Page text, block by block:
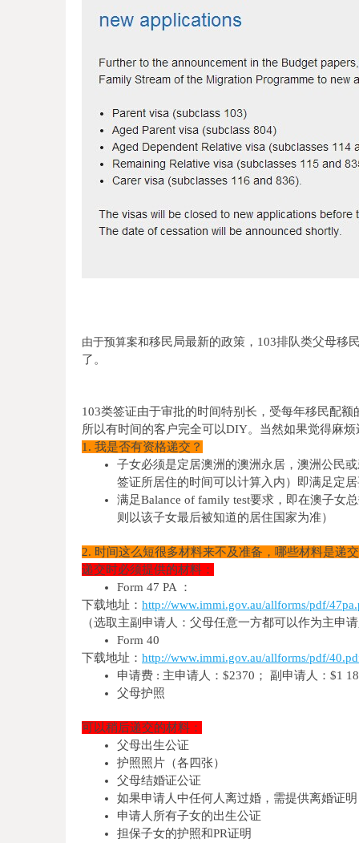
由于预算案和移民局最新的政策， 103排队类父母移
了。
103类签证由于审批的时间特别长，受每年移民配
所以有时间的客户完全可以DIY。当然如果觉得麻烦
1. 我是否有资格递交？
子女必须是定居澳洲的澳洲永居，澳洲公民
签证所居住的时间可以计算入内）即满足定
满足Balance of family test要求，即在澳子女
则以该子女最后被知道的居住国家为准）
2. 时间这么短很多材料来不及准备，哪些材料是递
递交时必须提供的材料：
Form 47 PA ：
下载地址： http://www.immi.gov.au/allforms/pdf/
（选取主副申请人：父母任意一方都可以作为主申请
Form 40
下载地址： http://www.immi.gov.au/allforms/pdf/
申请费 : 主申请人：$2370； 副申请人：$1
父母护照
可以稍后递交的材料：
父母出生公证
护照照片（各四张）
父母结婚证公证
如果申请人中任何人离过婚，需提供离婚证明
申请人所有子女的出生公证
担保子女的护照和PR证明